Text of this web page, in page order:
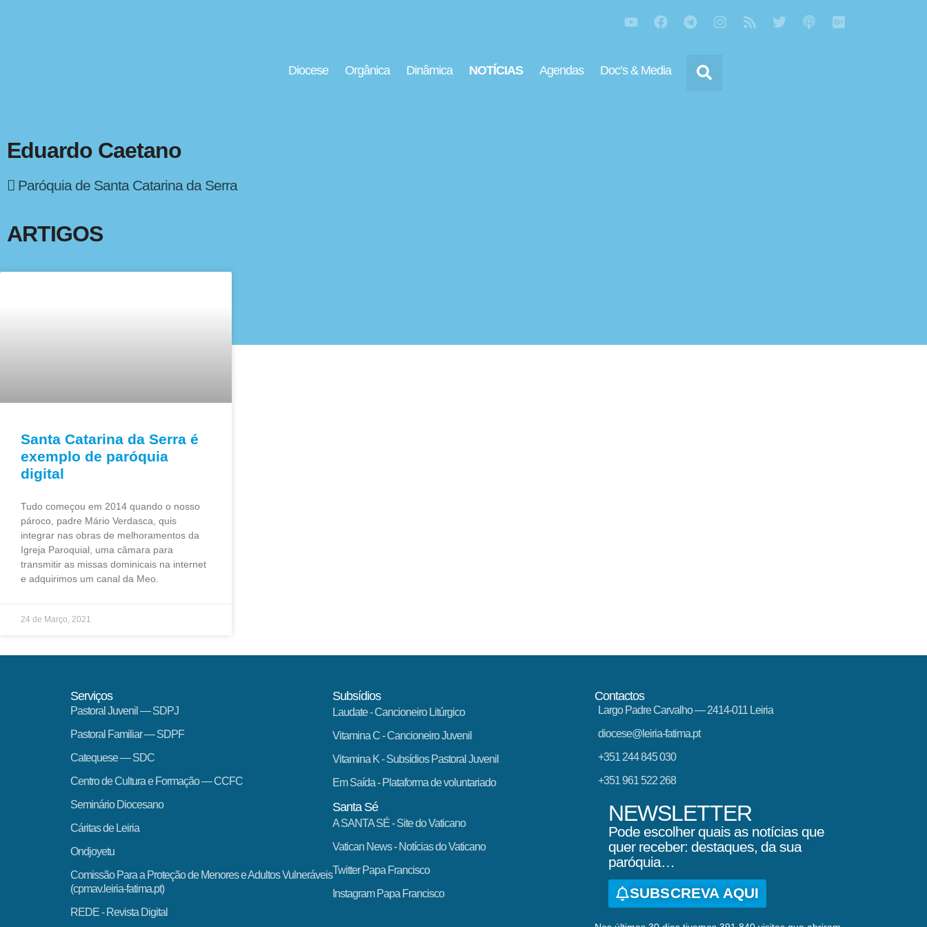
Diocese Orgânica Dinâmica NOTÍCIAS Agendas Doc’s & Media
Eduardo Caetano
Paróquia de Santa Catarina da Serra
ARTIGOS
Santa Catarina da Serra é
exemplo de paróquia
digital
Tudo começou em 2014 quando o nosso
pároco, padre Mário Verdasca, quis
integrar nas obras de melhoramentos da
Igreja Paroquial, uma câmara para
transmitir as missas dominicais na internet
e adquirimos um canal da Meo.
24 de Março, 2021
Serviços
Pastoral Juvenil — SDPJ
Pastoral Familiar — SDPF
Catequese — SDC
Centro de Cultura e Formação — CCFC
Seminário Diocesano
Cáritas de Leiria
Ondjoyetu
Comissão Para a Proteção de Menores e Adultos Vulneráveis
(cpmav.leiria-fatima.pt)
REDE - Revista Digital
Subsídios
Laudate- Cancioneiro Litúrgico
Vitamina C- Cancioneiro Juvenil
Vitamina K- Subsídios Pastoral Juvenil
Em Saída- Plataforma de voluntariado
Santa Sé
A SANTA SÉ - Site do Vaticano
Vatican News- Notícias do Vaticano
Twitter Papa Francisco
Instagram Papa Francisco
Contactos
Largo Padre Carvalho — 2414-011 Leiria
diocese@leiria-fatima.pt
+351 244 845 030
+351 961 522 268
NEWSLETTER
Pode escolher quais as notícias que
quer receber: destaques, da sua
paróquia…
SUBSCREVA AQUI